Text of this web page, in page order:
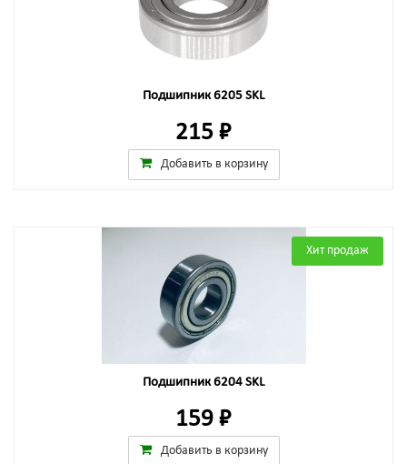
Подшипник 6205 SKL
215 ₽
Добавить в корзину
Хит продаж
Подшипник 6204 SKL
159 ₽
Добавить в корзину